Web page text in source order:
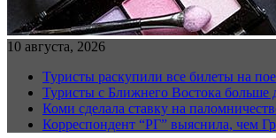
10 августа, 2026
Туристы раскупили все билеты на
Туристы с Ближнего Востока больше
Коми сделала ставку на
Корреспондент “РГ” выяснила, чем